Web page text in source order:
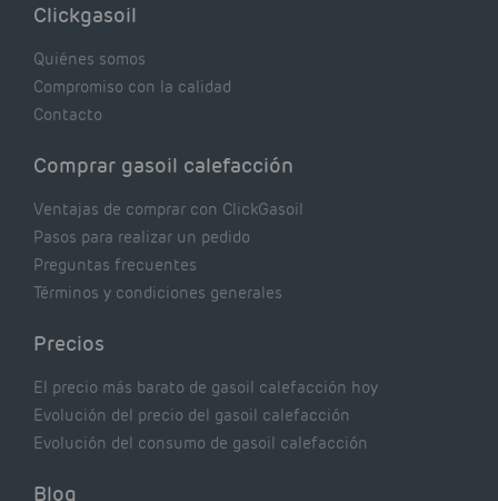
de tu caldera. Pocas se contrastan con lo que
Clickgasoil
Quiénes somos
Compromiso con la calidad
Contacto
Comprar gasoil calefacción
Ventajas de comprar con ClickGasoil
Pasos para realizar un pedido
Preguntas frecuentes
Términos y condiciones generales
Precios
El precio más barato de gasoil calefacción hoy
Evolución del precio del gasoil calefacción
Evolución del consumo de gasoil calefacción
Blog